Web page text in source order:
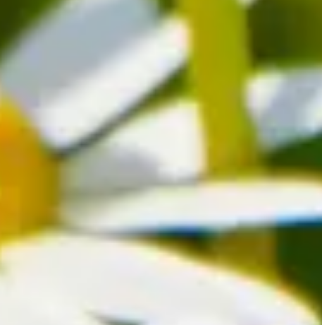
Garten- und Balkonpflanzen macht. Sie wachsen auf
gegossen werden. Die wenigen winterharten Arten werden am
nur leicht zurückgeschnitten.
sollte sie, um gut zu blühen, immer windgeschützt sein.
doch letztendlich bist du selbst deines Glückes Schmied.
Erkältung oder bei offenen Wunden soll sie helfen.
Margeriten: Als Liebesorakel für Kinder. Dabei werden die meist
Zwar stehen Margeriten zunächst einmal für Glück und
also Vorsicht geboten. In einem Strauß sind Margeriten allerdings